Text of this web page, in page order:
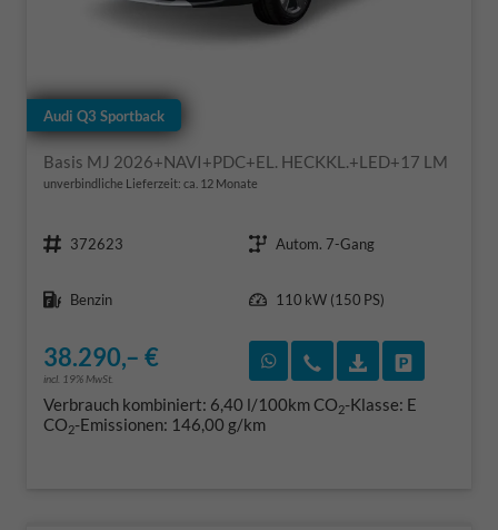
Audi Q3 Sportback
Basis MJ 2026+NAVI+PDC+EL. HECKKL.+LED+17 LM
unverbindliche Lieferzeit: ca. 12 Monate
372623
Autom. 7-Gang
Benzin
110 kW (150 PS)
38.290,– €
incl. 19% MwSt.
Rückruf vereinbaren
Wir rufen Sie an
Verbrauch kombiniert: 6,40 l/100kmCO2-Klasse: E
CO2-Emissionen: 146,00 g/km